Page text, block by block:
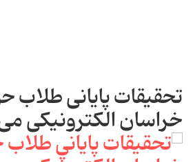
تحقیقات پایانی طلاب
خراسان الکترونیکی